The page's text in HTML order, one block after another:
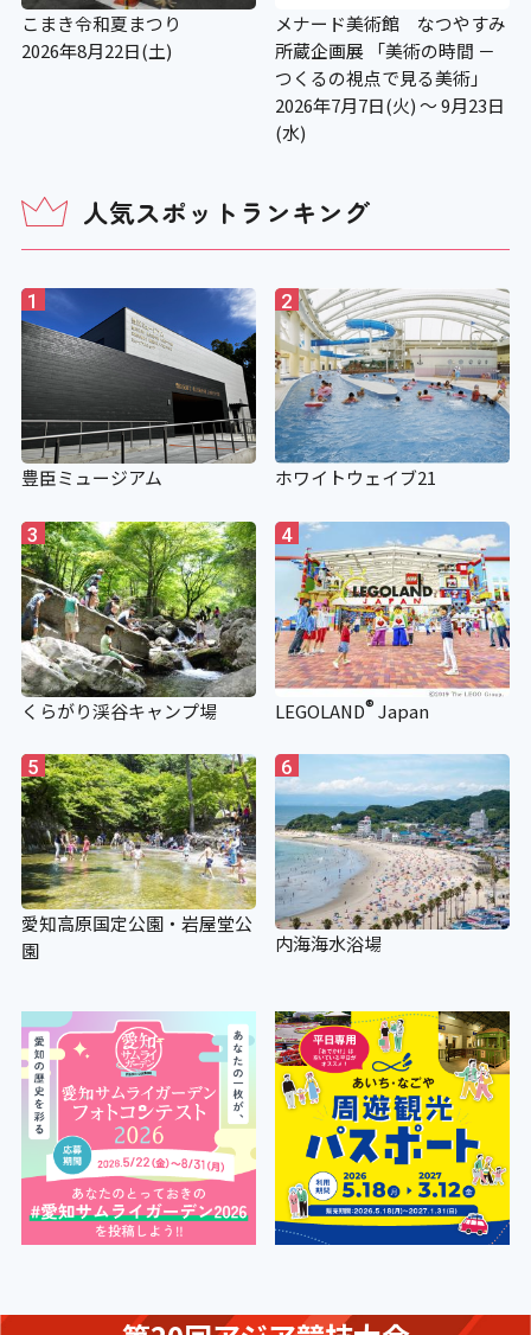
こまき令和夏まつり
2026年8月22日(土)
メナード美術館 なつやすみ
所蔵企画展 「美術の時間 －
つくるの視点で見る美術」
2026年7月7日(火) ～ 9月23日
(水)
人気スポットランキング
1
豊臣ミュージアム
2
ホワイトウェイブ21
3
くらがり渓谷キャンプ場
4
LEGOLAND®Japan
5
愛知高原国定公園・岩屋堂公
園
6
内海海水浴場